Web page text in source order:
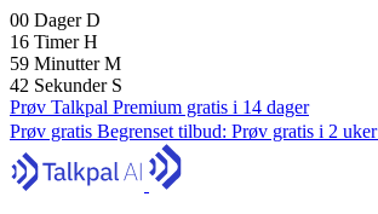
00 DagerD
16 TimerH
59 MinutterM
41 Sekunder S
Prøv Talkpal Premium gratis i 14 dager
Prøv gratis Begrenset tilbud: Prøv gratis i 2 uker